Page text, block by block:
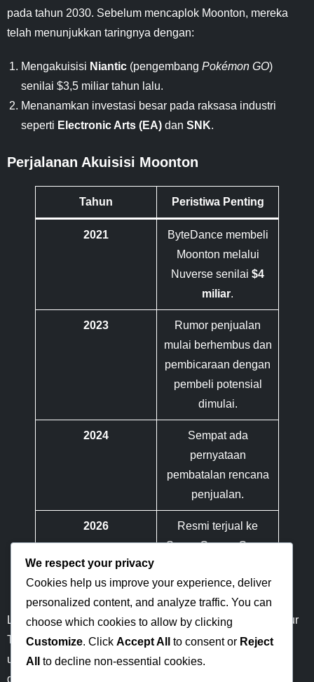
pada tahun 2030. Sebelum mencaplok Moonton, mereka
telah menunjukkan taringnya dengan:
Mengakuisisi Niantic (pengembang Pokémon GO)
senilai $3,5 miliar tahun lalu.
Menanamkan investasi besar pada raksasa industri
seperti Electronic Arts (EA) dan SNK.
Perjalanan Akuisisi Moonton
Tahun Peristiwa Penting
2021
ByteDance membeli
Moonton melalui
Nuverse senilai $4
miliar.
2023
Rumor penjualan
mulai berhembus dan
pembicaraan dengan
pembeli potensial
dimulai.
2024
Sempat ada
pernyataan
pembatalan rencana
penjualan.
2026
Resmi terjual ke
Savvy Games Group
Langkah ini membuktikan bahwa dana investasi dari Timur
Tengah kini menjadi kekuatan utama yang membentuk
ulang peta ekosistem teknologi dan hiburan digital secara
global.
We respect your privacy
Cookies help us improve your experience, deliver
personalized content, and analyze traffic. You can
choose which cookies to allow by clicking
Customize. Click Accept All to consent or Reject
All
to decline non-essential cookies.